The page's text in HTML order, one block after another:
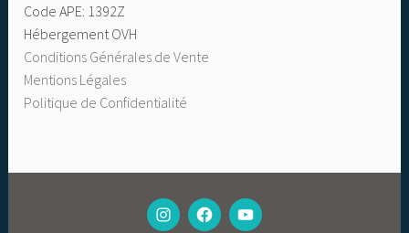
Code APE: 1392Z
Hébergement OVH
Conditions Générales de Vente
Mentions Légales
Politique de Confidentialité
MON
INSTAGRAM
FACEBOOK
CHAINE
YOUTUBE